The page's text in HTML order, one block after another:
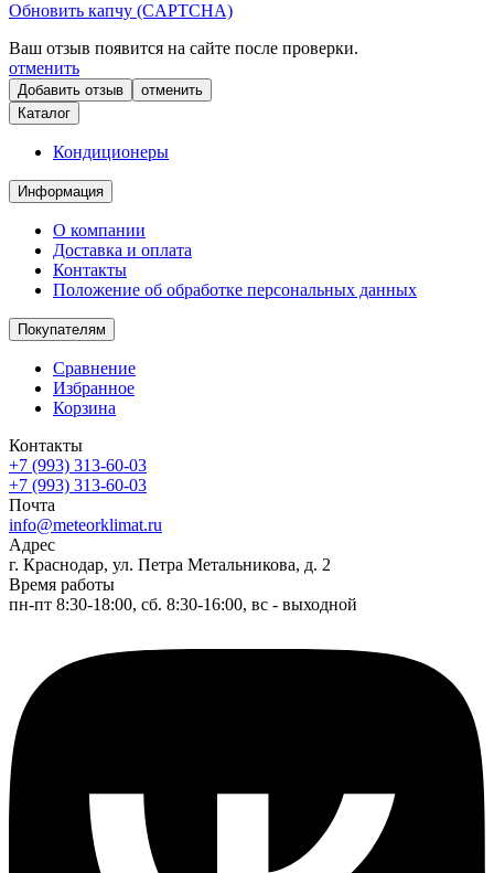
Обновить капчу (CAPTCHA)
Ваш отзыв появится на сайте после проверки.
отменить
отменить
Каталог
Кондиционеры
Информация
О компании
Доставка и оплата
Контакты
Положение об обработке персональных данных
Покупателям
Сравнение
Избранное
Корзина
Контакты
+7 (993) 313-60-03
+7 (993) 313-60-03
Почта
info@meteorklimat.ru
Адрес
г. Краснодар, ул. Петра Метальникова, д. 2
Время работы
пн-пт 8:30-18:00, сб. 8:30-16:00, вс - выходной